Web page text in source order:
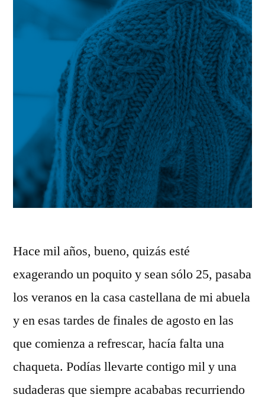
Hace mil años, bueno, quizás esté
exagerando un poquito y sean sólo 25, pasaba
los veranos en la casa castellana de mi abuela
y en esas tardes de finales de agosto en las
que comienza a refrescar, hacía falta una
chaqueta. Podías llevarte contigo mil y una
sudaderas que siempre acababas recurriendo